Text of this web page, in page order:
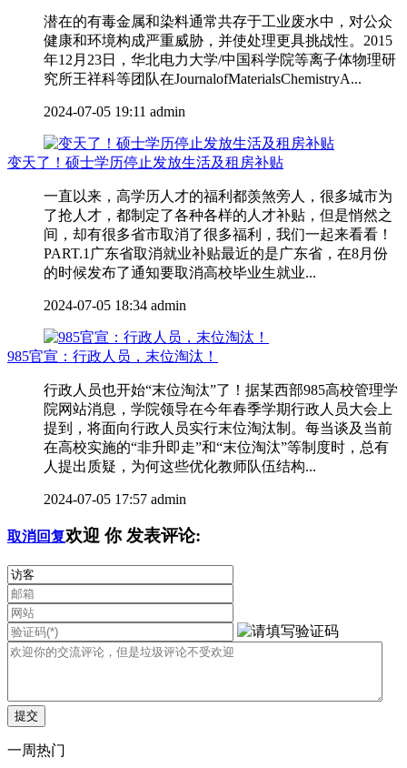
潜在的有毒金属和染料通常共存于工业废水中，对公众
健康和环境构成严重威胁，并使处理更具挑战性。2015
年12月23日，华北电力大学/中国科学院等离子体物理研
究所王祥科等团队在JournalofMaterialsChemistryA...
2024-07-05 19:11 admin
变天了！硕士学历停止发放生活及租房补贴
一直以来，高学历人才的福利都羡煞旁人，很多城市为
了抢人才，都制定了各种各样的人才补贴，但是悄然之
间，却有很多省市取消了很多福利，我们一起来看看！
PART.1广东省取消就业补贴最近的是广东省，在8月份
的时候发布了通知要取消高校毕业生就业...
2024-07-05 18:34 admin
985官宣：行政人员，末位淘汰！
行政人员也开始“末位淘汰”了！据某西部985高校管理学
院网站消息，学院领导在今年春季学期行政人员大会上
提到，将面向行政人员实行末位淘汰制。每当谈及当前
在高校实施的“非升即走”和“末位淘汰”等制度时，总有
人提出质疑，为何这些优化教师队伍结构...
2024-07-05 17:57 admin
取消回复欢迎 你发表评论:
一周热门